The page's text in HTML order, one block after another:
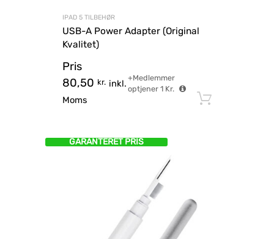
IPAD 5 TILBEHØR
USB-A Power Adapter (Original
Kvalitet)
Pris
80,50 kr. inkl.
Moms
+Medlemmer
optjener 1Kr.
GARANTERET PRIS